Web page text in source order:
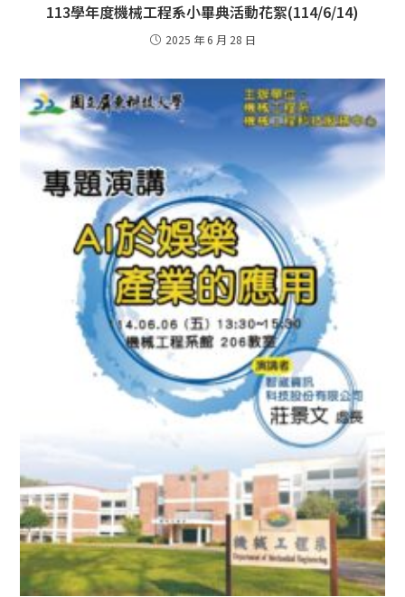
113學年度機械工程系小畢典活動花絮(114/6/14)
2025 年 6 月 28 日